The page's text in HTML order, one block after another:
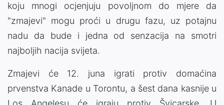
koju mnogi ocjenjuju povoljnom do mjere da
"zmajevi" mogu proći u drugu fazu, uz potajnu
nadu da bude i jedna od senzacija na smotri
najboljih nacija svijeta.
Zmajevi će 12. juna igrati protiv domaćina
prvenstva Kanade u Torontu, a šest dana kasnije u